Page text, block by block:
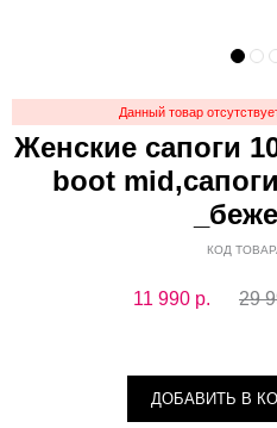
Данный товар
Женские сапоги
boot
КОД
11 990 р. 29
ДОБАВИТЬ В